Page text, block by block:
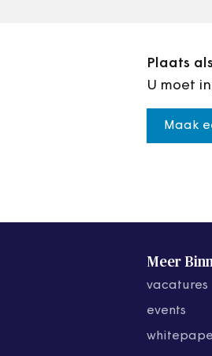
Plaats
U moet
Maak
Meer
vacatures
events